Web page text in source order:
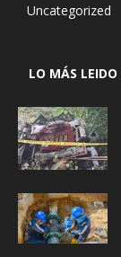
Uncategorized
LO MÁS LEIDO